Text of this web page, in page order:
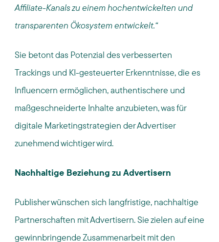
Affiliate-Kanals zu einem hochentwickelten und
transparenten Ökosystem entwickelt.“
Sie betont das Potenzial des verbesserten
Trackings und KI-gesteuerter Erkenntnisse, die es
Influencern ermöglichen, authentischere und
maßgeschneiderte Inhalte anzubieten, was für
digitale Marketingstrategien der Advertiser
zunehmend wichtiger wird.
Nachhaltige Beziehung zu Advertisern
Publisher wünschen sich langfristige, nachhaltige
Partnerschaften mit Advertisern. Sie zielen auf eine
gewinnbringende Zusammenarbeit mit den